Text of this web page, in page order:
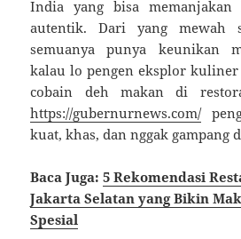
India yang bisa memanjakan
autentik. Dari yang mewah
semuanya punya keunikan
kalau lo pengen eksplor kuliner
cobain deh makan di
https://gubernurnews.com/
kuat, khas, dan nggak gampang
Baca Juga:5 Rekomendasi
Jakarta Selatan yang Bikin
Spesial